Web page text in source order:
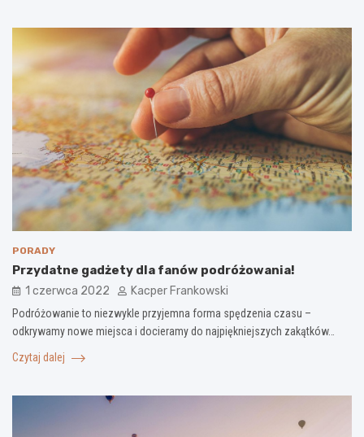
PORADY
Przydatne gadżety dla fanów podróżowania!
1 czerwca 2022 Kacper Frankowski
Podróżowanie to niezwykle przyjemna forma spędzenia czasu –
odkrywamy nowe miejsca i docieramy do najpiękniejszych zakątków…
Czytaj dalej